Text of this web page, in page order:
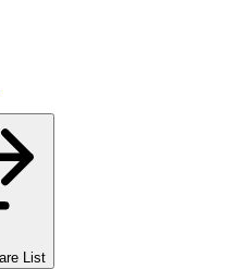
List